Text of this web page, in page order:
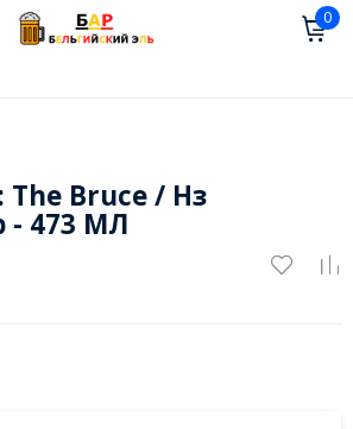
0
The Bruce / Нз
- 473 МЛ